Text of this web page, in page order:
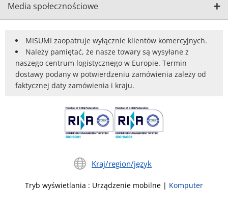
Media społecznościowe
MISUMI zaopatruje wyłącznie klientów komercyjnych.
Należy pamiętać, że nasze towary są wysyłane z
naszego centrum logistycznego w Europie. Termin
dostawy podany w potwierdzeniu zamówienia zależy od
faktycznej daty zamówienia i kraju.
Kraj/region/język
Tryb wyświetlania : Urządzenie mobilne | Komputer